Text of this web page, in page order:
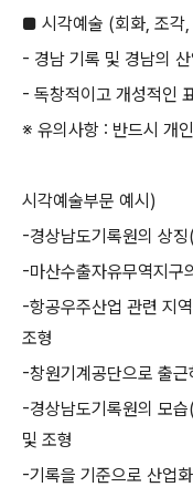
■ 시각예술 (회화, 조각,
- 경남 기록 및 경남의
- 독창적이고 개성적인
※ 유의사항 : 반드시 개
시각예술부문 예시 )
-경상남도기록원의 상징
-마산수출자유무역지구
-항공우주산업 관련 지
조형
-창원기계공단으로 출
-경상남도기록원의 모습(
및 조형
-기록을 기준으로 산업